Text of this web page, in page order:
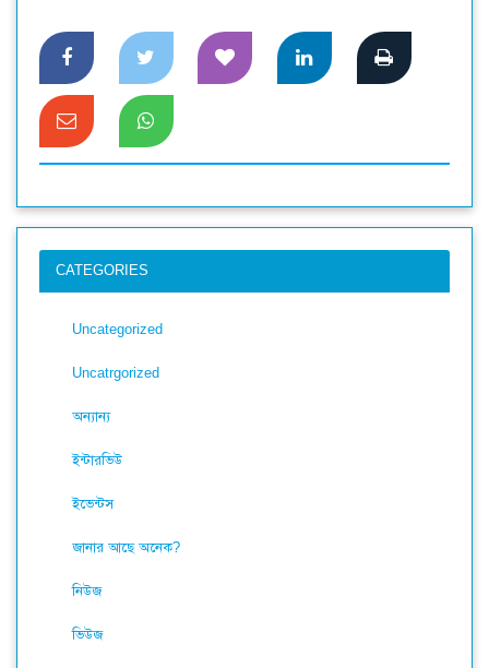
CATEGORIES
Uncategorized
Uncatrgorized
অন্যান্য
ইন্টারভিউ
ইভেন্টস
জানার আছে অনেক?
নিউজ
ভিউজ